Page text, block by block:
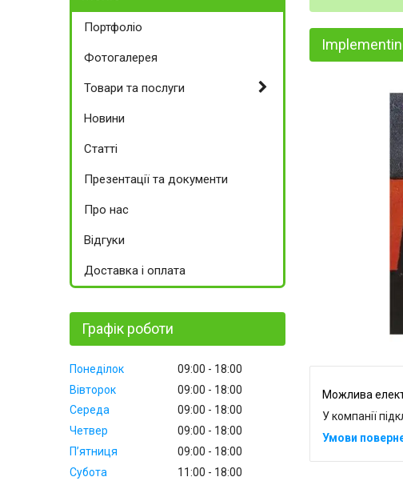
У компанії
Портфоліо
Фотогалерея
Товари та послуги
Новини
Статті
Презентації та документи
Про нас
Відгуки
Доставка і оплата
Графік роботи
Понеділок 09:00
18:00
Вівторок
09:00
18:00
Середа
09:00
18:00
Четвер
09:00
18:00
Пʼятниця
09:00
18:00
Субота
11:00
18:00